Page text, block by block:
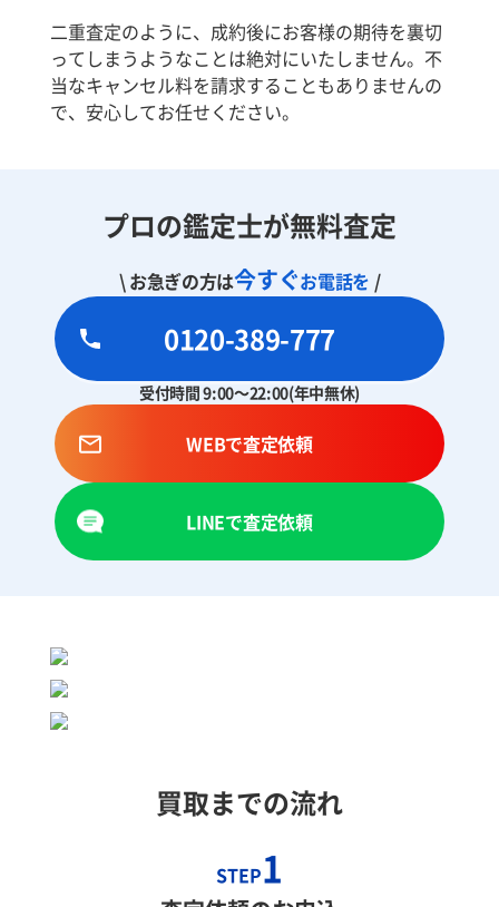
二重査定のように、成約後にお客様の期待を裏切
ってしまうようなことは絶対にいたしません。不
当なキャンセル料を請求することもありませんの
で、安心してお任せください。
プロの鑑定士が無料査定
\ お急ぎの方は今すぐお電話を /
0120-389-777
受付時間 9:00～22:00(年中無休)
WEBで査定依頼
LINEで査定依頼
買取までの流れ
STEP1